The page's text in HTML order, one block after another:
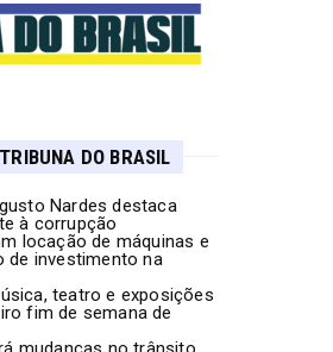
DO BRASIL
Nardes destaca
à corrupção
locação de máquinas e
de investimento na
teatro e exposições
fim de semana de